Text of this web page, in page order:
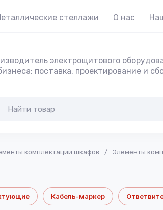
стеллажи О нас
электрощитового
поставка, проектирование и
комплектации шкафов / Элементы
Кабель-маркер